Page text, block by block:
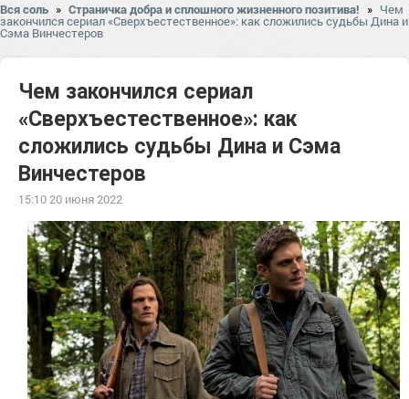
Вся соль » Страничка добра и сплошного жизненного позитива! » Чем
закончился сериал «Сверхъестественное»: как сложились судьбы Дина и
Сэма Винчестеров
Чем закончился сериал
«Сверхъестественное»: как
сложились судьбы Дина и Сэма
Винчестеров
15:10 20 июня 2022